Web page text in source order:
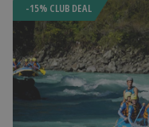
-15% CLUB DEAL